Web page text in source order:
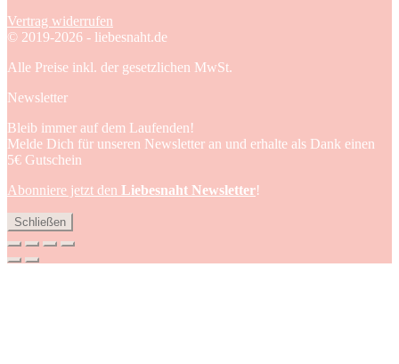
Vertrag widerrufen
© 2019-2026 - liebesnaht.de
Alle Preise inkl. der gesetzlichen MwSt.
Newsletter
Bleib immer auf dem Laufenden!
Melde Dich für unseren Newsletter an und erhalte als Dank einen
5€ Gutschein
Abonniere jetzt den Liebesnaht Newsletter!
Schließen